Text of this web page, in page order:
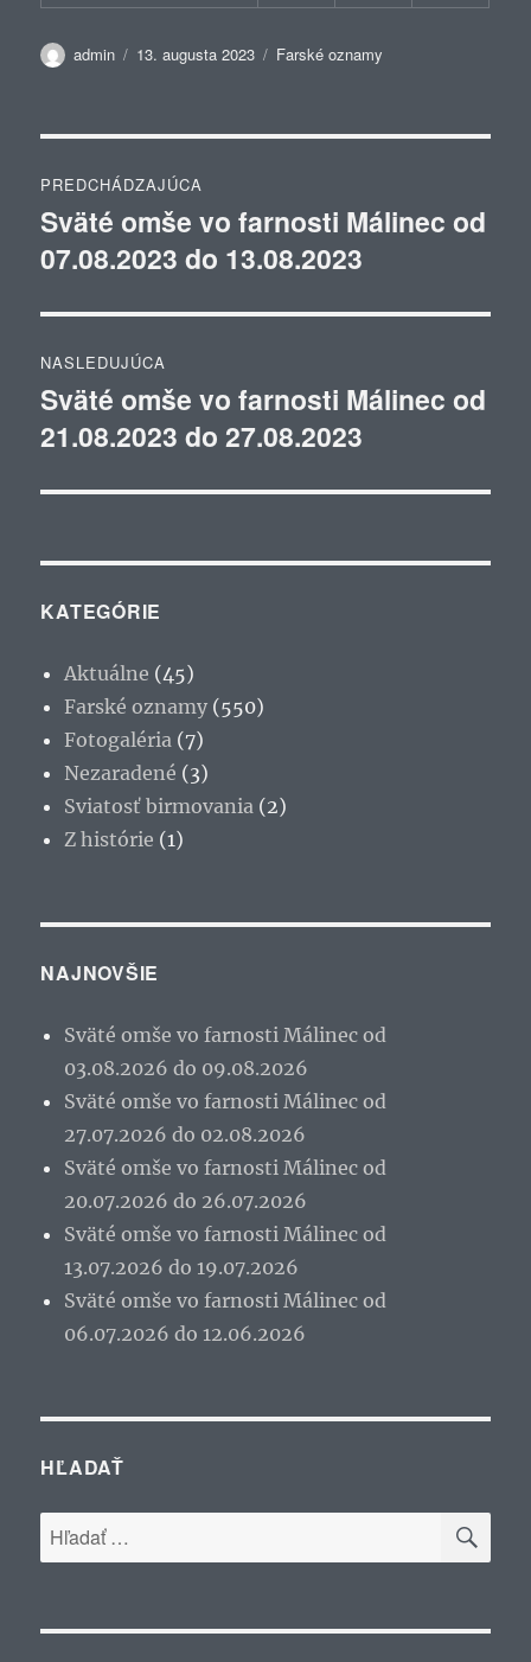
Autor
admin Publikované
13. augusta 2023 Kategórie
Farské oznamy
v
článku
PREDCHÁDZAJÚCA
Predchádzajúci
článok:
Sväté omše vo farnosti Málinec od
07.08.2023 do 13.08.2023
NASLEDUJÚCA
Ďalší
článok:
Sväté omše vo farnosti Málinec od
21.08.2023 do 27.08.2023
KATEGÓRIE
Aktuálne (45)
Farské oznamy (550)
Fotogaléria (7)
Nezaradené (3)
Sviatosť birmovania (2)
Z histórie (1)
NAJNOVŠIE
Sväté omše vo farnosti Málinec od
03.08.2026 do 09.08.2026
Sväté omše vo farnosti Málinec od
27.07.2026 do 02.08.2026
Sväté omše vo farnosti Málinec od
20.07.2026 do 26.07.2026
Sväté omše vo farnosti Málinec od
13.07.2026 do 19.07.2026
Sväté omše vo farnosti Málinec od
06.07.2026 do 12.06.2026
HĽADAŤ
Hľadať: